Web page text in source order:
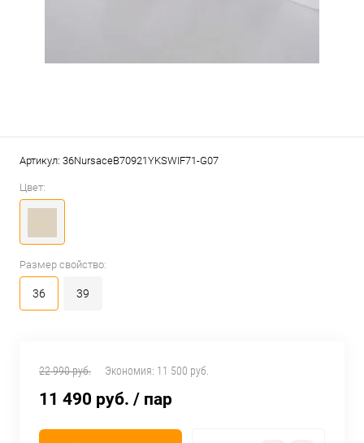
Артикул: 36NursaceB70921YKSWIF71-G07
Цвет:
Размер свойство:
36 39
22 990 руб. Экономия: 11 500 руб.
11 490 руб. / пар